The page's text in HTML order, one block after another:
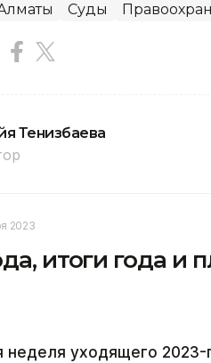
Суды
Тенизбаева
2023
итоги года и
неделя уходящего